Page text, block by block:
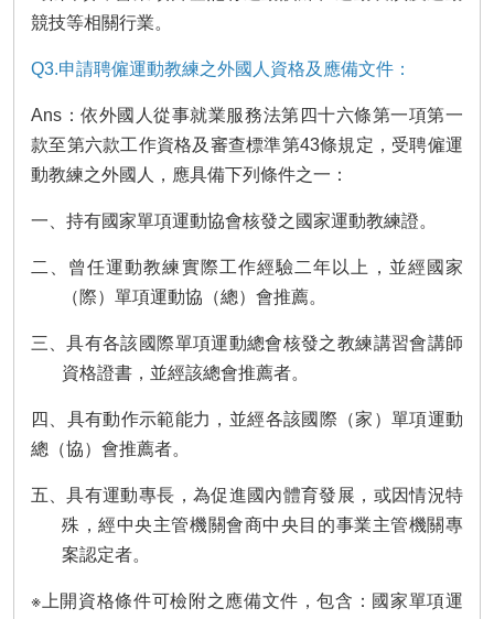
競技等相關行業。
Q3.申請聘僱運動教練之外國人資格及應備文件：
Ans：依外國人從事就業服務法第四十六條第一項第一
款至第六款工作資格及審查標準第43條規定，受聘僱運
動教練之外國人，應具備下列條件之一：
一、持有國家單項運動協會核發之國家運動教練證。
二、曾任運動教練實際工作經驗二年以上，並經國家
（際）單項運動協（總）會推薦。
三、具有各該國際單項運動總會核發之教練講習會講師
資格證書，並經該總會推薦者。
四、具有動作示範能力，並經各該國際（家）單項運動
總（協）會推薦者。
五、具有運動專長，為促進國內體育發展，或因情況特
殊，經中央主管機關會商中央目的事業主管機關專
案認定者。
※上開資格條件可檢附之應備文件，包含：國家單項運